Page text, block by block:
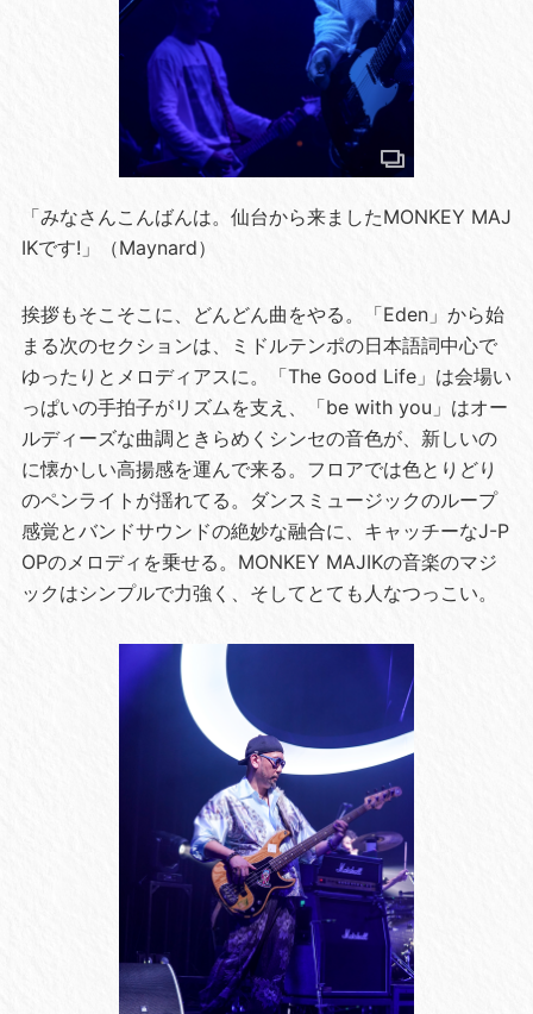
「みなさんこんばんは。仙台から来ましたMONKEY MAJ
IKです!」（Maynard）
挨拶もそこそこに、どんどん曲をやる。「Eden」から始
まる次のセクションは、ミドルテンポの日本語詞中心で
ゆったりとメロディアスに。「The Good Life」は会場い
っぱいの手拍子がリズムを支え、「be with you」はオー
ルディーズな曲調ときらめくシンセの音色が、新しいの
に懐かしい高揚感を運んで来る。フロアでは色とりどり
のペンライトが揺れてる。ダンスミュージックのループ
感覚とバンドサウンドの絶妙な融合に、キャッチーなJ-P
OPのメロディを乗せる。MONKEY MAJIKの音楽のマジ
ックはシンプルで力強く、そしてとても人なつっこい。